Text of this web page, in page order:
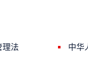
理法 中华